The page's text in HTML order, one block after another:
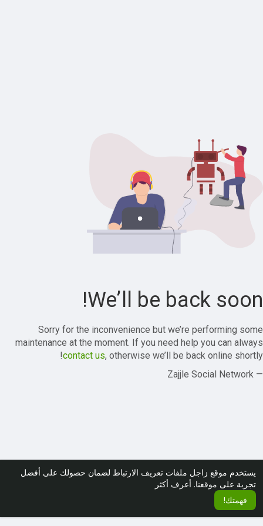
يستخدم موقع زاجل ملفات تعريف الارتباط لضمان حصولك على أفضل
تجربة على موقعنا. أعرف أكثر
فهمتك!
We’ll be back soon!
Sorry for the inconvenience but we’re performing some
maintenance at the moment. If you need help you can always
contact us, otherwise we’ll be back online shortly!
— Zajjle Social Network